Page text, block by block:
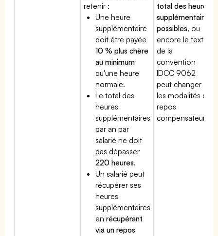
retenir :
Une heure
supplémentaire
doit être payée
10 % plus chère
au minimum
qu'une heure
normale.
Le total des
heures
supplémentaires
par an par
salarié ne doit
pas dépasser
220 heures.
Un salarié peut
récupérer ses
heures
supplémentaires
enrécupérant
via un repos
total des heures
supplémentaires
possibles, ou
encore le texte
de la
convention
IDCC 9062
peut changer
les modalités du
repos
compensateur.